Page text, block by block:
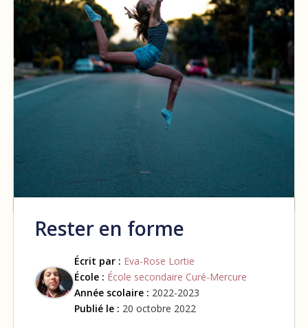
Rester en forme
Écrit par : Eva-Rose Lortie
École : École secondaire Curé-Mercure
Année scolaire : 2022-2023
Publié le : 20 octobre 2022